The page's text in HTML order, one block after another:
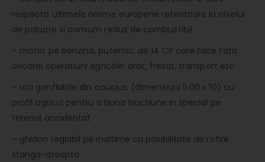
respecta ultimele norme europene referitoare la nivelul
de poluare si consum redus de combustibil.
– motor pe benzina, puternic, de 14 CP care face fata
oricarei operatiuni agricole: arat, frezat, transport etc.
– roti gonflabile din cauciuc (dimensiuni 5.00 x 10) cu
profil agricol pentru o buna tractiune in special pe
terenul accidentat
– ghidon reglabil pe inaltime cu posibilitate de rotire
stanga-dreapta